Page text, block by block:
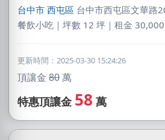
台中市 西屯區 台中市西屯區文華路
餐飲小吃｜坪數 12 坪｜租金
更新時間：2025-03-30 15:24:26
頂讓金 80萬
特惠頂讓金 58 萬